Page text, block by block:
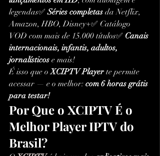
legendas✅ Séries completas da Netflix,
Amazon, HBO, Disney+✅ Catálogo
VOD com mais de 15.000 títulos✅ Canais
internacionais, infantis, adultos,
jornalísticos e mais!
É isso que o XCIPTV Player te permite
acessar — e o melhor: com 6 horas grátis
para testar!
Por Que o XCIPTV É o
Melhor Player IPTV do
Brasil?